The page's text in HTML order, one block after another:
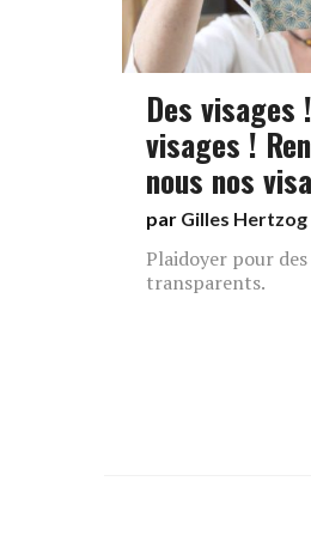
Des visages
visages !
nous nos
par Gilles Hertzog
Plaidoyer pour des
transparents.